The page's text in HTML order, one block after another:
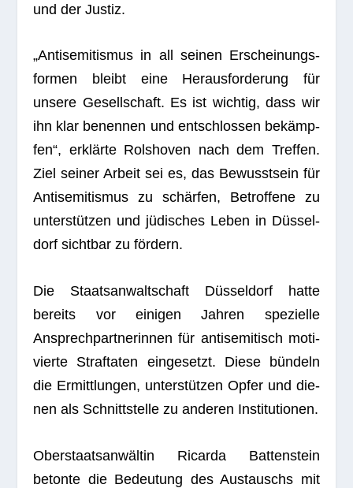
und der Justiz.
„Anti­se­mi­tis­mus in all sei­nen Erschei­nungs­
for­men bleibt eine Her­aus­for­de­rung für
unsere Gesell­schaft. Es ist wich­tig, dass wir
ihn klar benen­nen und ent­schlos­sen bekämp­
fen“, erklärte Rol­s­ho­ven nach dem Tref­fen.
Ziel sei­ner Arbeit sei es, das Bewusst­sein für
Anti­se­mi­tis­mus zu schär­fen, Betrof­fene zu
unter­stüt­zen und jüdi­sches Leben in Düs­sel­
dorf sicht­bar zu fördern.
Die Staats­an­walt­schaft Düs­sel­dorf hatte
bereits vor eini­gen Jah­ren spe­zi­elle
Ansprech­part­ne­rin­nen für anti­se­mi­tisch moti­
vierte Straf­ta­ten ein­ge­setzt. Diese bün­deln
die Ermitt­lun­gen, unter­stüt­zen Opfer und die­
nen als Schnitt­stelle zu ande­ren Institutionen.
Ober­staats­an­wäl­tin Ricarda Bat­ten­stein
betonte die Bedeu­tung des Aus­tauschs mit